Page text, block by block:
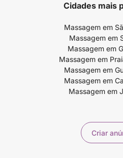
Cidades mais
Massagem em
Massagem em
Massagem em
Massagem em
Massagem em
Massagem em
Massagem em
Criar